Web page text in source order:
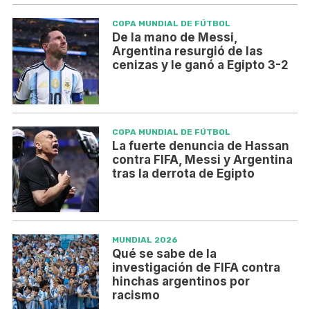
COPA MUNDIAL DE FÚTBOL
De la mano de Messi,
Argentina resurgió de las
cenizas y le ganó a Egipto 3-2
COPA MUNDIAL DE FÚTBOL
La fuerte denuncia de Hassan
contra FIFA, Messi y Argentina
tras la derrota de Egipto
MUNDIAL 2026
Qué se sabe de la
investigación de FIFA contra
hinchas argentinos por
racismo